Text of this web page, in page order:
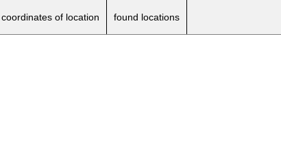
of location found locations